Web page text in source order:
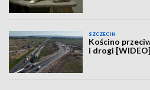
SZCZECIN
Kościno
i drogi [WIDEO]